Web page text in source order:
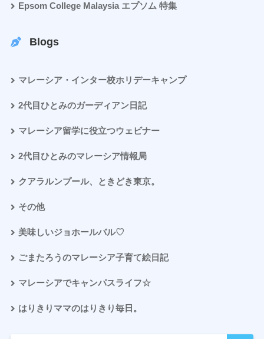
Epsom College Malaysia エプソム 特集
Blogs
マレーシア・インター校ホリデーキャンプ
2代目ひとみのガーディアン日記
マレーシア留学に役立つウェビナー
2代目ひとみのマレーシア情報局
クアラルンプール、ときどき東京。
その他
美味しいジョホールバル♡
ごまたろうのマレーシア子育て絵日記
マレーシアでキャンパスライフ☆
はりきりママのはりきり毎日。